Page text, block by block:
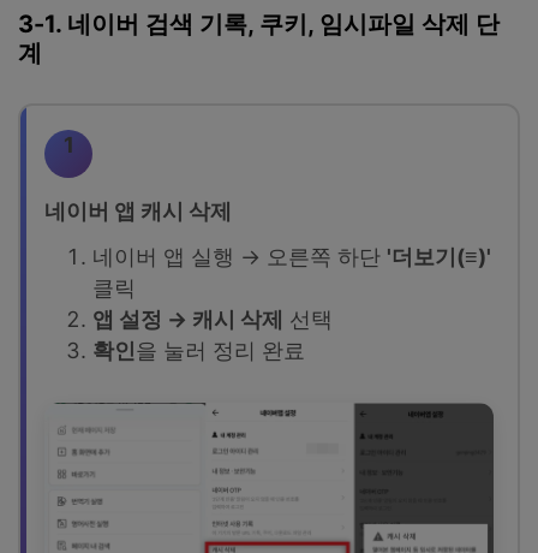
3-1. 네이버 검색 기록, 쿠키, 임시파일 삭제 단
계
1
네이버 앱 캐시 삭제
네이버 앱 실행 → 오른쪽 하단 '더보기(≡)'
클릭
앱 설정 → 캐시 삭제 선택
확인을 눌러 정리 완료